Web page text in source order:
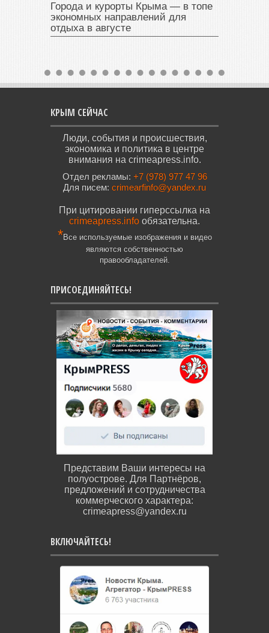
Города и курорты Крыма — в топе
экономных направлений для
отдыха в августе
КРЫМ СЕЙЧАС
Люди, события и происшествия,
экономика и политика в центре
внимания на crimeapress.info.
Отдел рекламы: +7 (978) 977 47 96
Для писем: crimearfinfo@yandex.ru
При цитировании гиперссылка на
crimeapress.info обязательна.
*Все используемые изображения и видео
являются собственностью
правообладателей.
ПРИСОЕДИНЯЙТЕСЬ!
Представим Ваши интересы на
полуострове. Для Партнёров,
предложений и сотрудничества
коммерческого характера:
crimeapress@yandex.ru
ВКЛЮЧАЙТЕСЬ!